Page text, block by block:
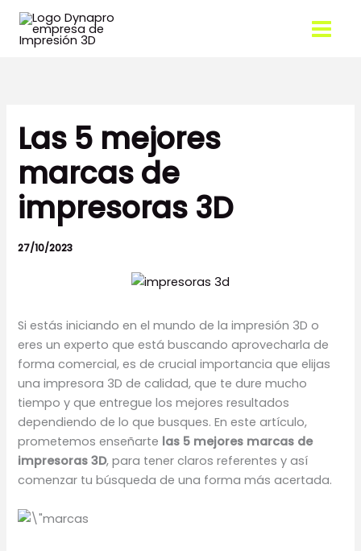
contenido
Las 5 mejores
marcas de
impresoras 3D
27/10/2023
Si estás iniciando en el mundo de la impresión 3D o
eres un experto que está buscando aprovecharla de
forma comercial, es de crucial importancia que elijas
una impresora 3D de calidad, que te dure mucho
tiempo y que entregue los mejores resultados
dependiendo de lo que busques. En este artículo,
prometemos enseñarte las 5 mejores marcas de
impresoras 3D, para tener claros referentes y así
comenzar tu búsqueda de una forma más acertada.